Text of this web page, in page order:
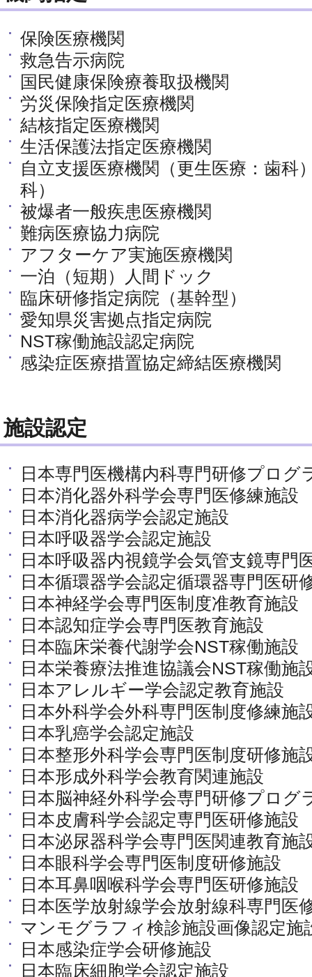
保険医療機関
救急告示病院
国民健康保険療養取扱機関
労災保険指定医療機関
結核指定医療機関
生活保護法指定医療機関
自立支援医療機関（更生医療：歯科
科）
被爆者一般疾患医療機関
難病医療協力病院
アフターケア実施医療機関
一泊（短期）人間ドック
臨床研修指定病院（基幹型）
愛知県災害拠点指定病院
NST稼働施設認定病院
感染症医療措置協定締結医療機関
施設認定
日本専門医機構内科専門研修プログ
日本消化器外科学会専門医修練施設
日本消化器病学会認定施設
日本呼吸器学会認定施設
日本呼吸器内視鏡学会気管支鏡専門
日本循環器学会認定循環器専門医研
日本神経学会専門医制度准教育施設
日本認知症学会専門医教育施設
日本臨床栄養代謝学会NST稼働施設
日本栄養療法推進協議会NST稼働施
日本アレルギー学会認定教育施設
日本外科学会外科専門医制度修練施
日本乳癌学会認定施設
日本整形外科学会専門医制度研修施
日本形成外科学会教育関連施設
日本脳神経外科学会専門研修プログ
日本皮膚科学会認定専門医研修施設
日本泌尿器科学会専門医関連教育施
日本眼科学会専門医制度研修施設
日本耳鼻咽喉科学会専門医研修施設
日本医学放射線学会放射線科専門医
マンモグラフィ検診施設画像認定施
日本感染症学会研修施設
日本臨床細胞学会認定施設